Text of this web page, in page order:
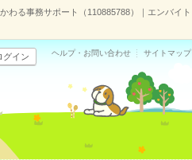
わる事務サポート（110885788）｜エンバイト
グイン ヘルプ・お問い合わせ サイトマップ